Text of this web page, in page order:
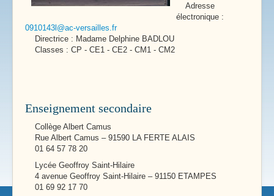
Adresse
électronique :
0910143l@ac-versailles.fr
Directrice : Madame Delphine BADLOU
Classes : CP - CE1 - CE2 - CM1 - CM2
Enseignement secondaire
Collège Albert Camus
Rue Albert Camus – 91590 LA FERTE ALAIS
01 64 57 78 20
Lycée Geoffroy Saint-Hilaire
4 avenue Geoffroy Saint-Hilaire – 91150 ETAMPES
01 69 92 17 70